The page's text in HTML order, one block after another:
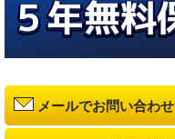
メールでお問い合わせ